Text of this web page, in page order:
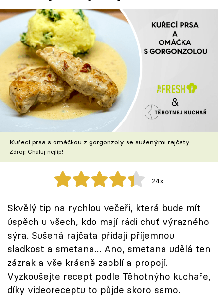
Recepty
Články
TV Program
Škola vaření
Recepty z TV
Speciál: Cuketa
Těhotnej kuchař
Přihlášení
Sledujte nás
Kuřecí prsa s omáčkou z gorgonzoly se sušenými rajčaty
Zdroj: Cháluj nejlíp!
24x
Skvělý tip na rychlou večeři, která bude mít
úspěch u všech, kdo mají rádi chuť výrazného
sýra. Sušená rajčata přidají příjemnou
sladkost a smetana… Ano, smetana udělá ten
zázrak a vše krásně zaoblí a propojí.
Vyzkoušejte recept podle Těhotnýho kuchaře,
díky videoreceptu to půjde skoro samo.